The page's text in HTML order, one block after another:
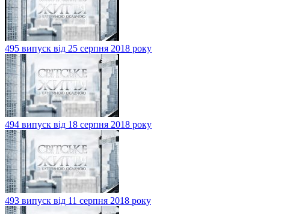
495 випуск від 25 серпня 2018 року
494 випуск від 18 серпня 2018 року
493 випуск від 11 серпня 2018 року